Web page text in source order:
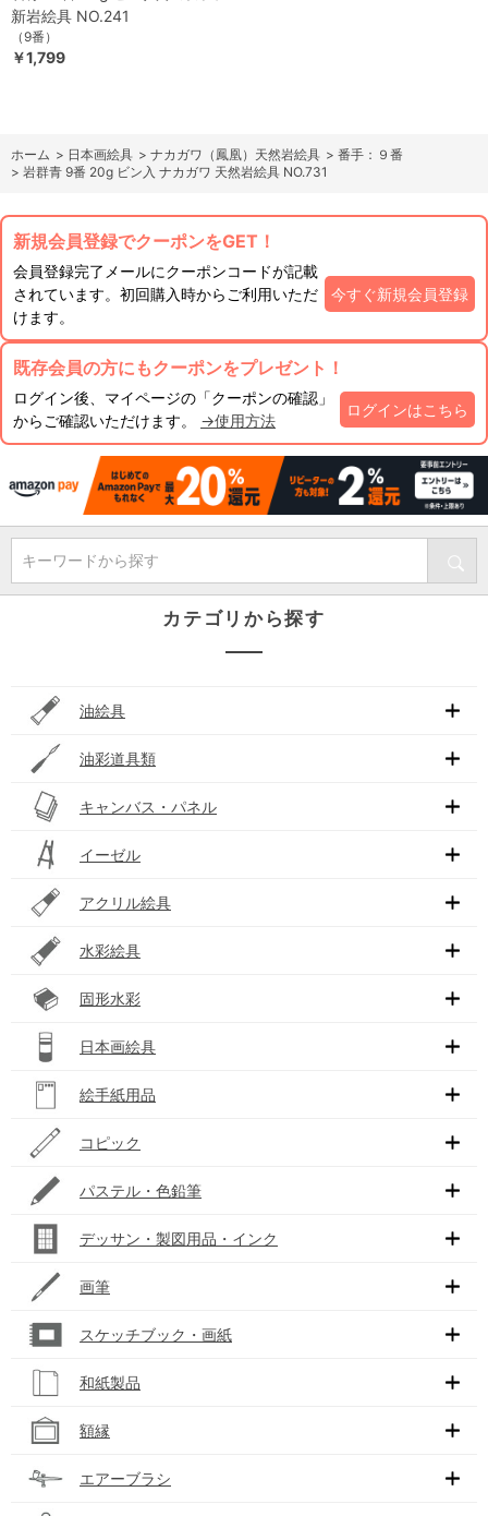
新岩絵具 NO.241
（9番）
￥1,799
ホーム > 日本画絵具 > ナカガワ（鳳凰）天然岩絵具 > 番手：９番
> 岩群青 9番 20g ビン入 ナカガワ 天然岩絵具 NO.731
新規会員登録でクーポンをGET！
会員登録完了メールにクーポンコードが記載
されています。初回購入時からご利用いただ
けます。
今すぐ新規会員登録
既存会員の方にもクーポンをプレゼント！
ログイン後、マイページの「クーポンの確認」
からご確認いただけます。 →使用方法
ログインはこちら
キーワードから探す
カテゴリから探す
油絵具
油彩道具類
キャンバス・パネル
イーゼル
アクリル絵具
水彩絵具
固形水彩
日本画絵具
絵手紙用品
コピック
パステル・色鉛筆
デッサン・製図用品・インク
画筆
スケッチブック・画紙
和紙製品
額縁
エアーブラシ